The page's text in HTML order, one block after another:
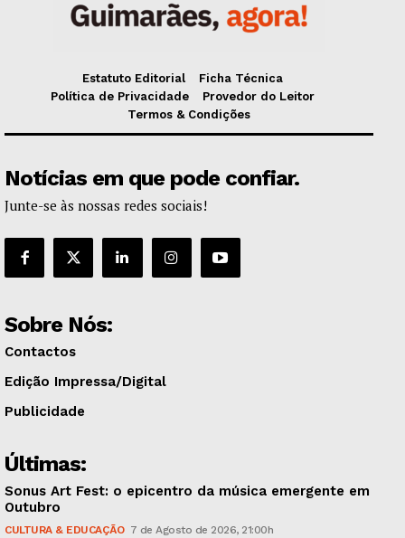
Estatuto Editorial
Ficha Técnica
Política de Privacidade
Provedor do Leitor
Termos & Condições
Notícias em que pode confiar.
Junte-se às nossas redes sociais!
Sobre Nós:
Contactos
Edição Impressa/Digital
Publicidade
Últimas:
Sonus Art Fest: o epicentro da música emergente em
Outubro
CULTURA & EDUCAÇÃO 7 de Agosto de 2026, 21:00h